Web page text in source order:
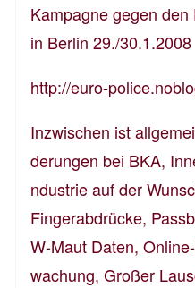
Kampagne gegen
in Berlin 29./30.1.2008
http://euro-
Inzwischen ist
derungen bei BKA,
ndustrie auf der
Fingerabdrücke,
W-Maut Daten,
wachung, Großer